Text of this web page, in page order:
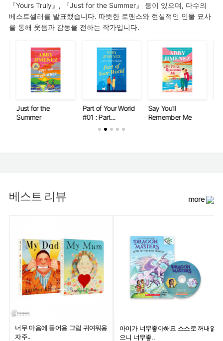
『Yours Truly』, 『Just for the Summer』 등이 있으며, 다수의
베스트셀러를 발표했습니다. 따뜻한 로맨스와 현실적인 인물 묘사
를 통해 웃음과 감동을 전하는 작가입니다.
Part of Your World
#01 : Part...
Say You'll
Remember Me
Just for the
Summer
베스트 리뷰 more
내읽
배고픈 애벌레 시리즈 재미있고 애기
가 좋아해용
가격이 나가서 좀 걱정했는데 퀄리
도 좋고 아..